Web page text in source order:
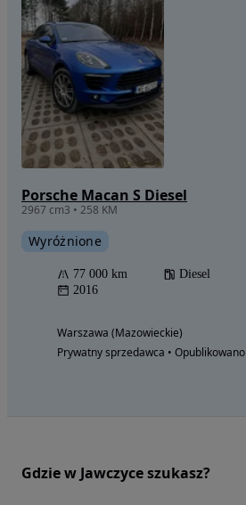
Porsche Macan S Diesel
2967 cm3 • 258 KM
Wyróżnione
77 000 km Diesel
2016
Warszawa (Mazowieckie)
Prywatny sprzedawca • Opublikowano
Gdzie w Jawczyce szukasz?